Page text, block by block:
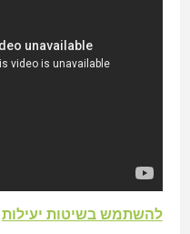
להשתמש בשיטות יעילות